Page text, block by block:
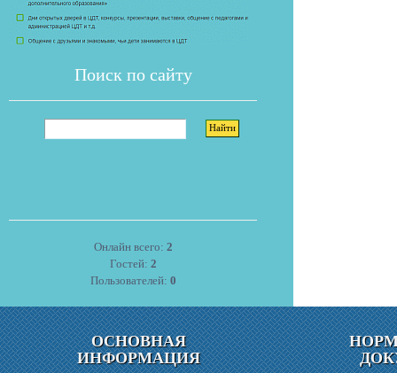
Поиск по сайту
Онлайн всего: 2
Гостей: 2
Пользователей: 0
ОСНОВНАЯ
ИНФОРМАЦИЯ